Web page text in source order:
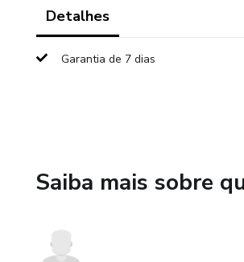
Detalhes
Garantia de 7 dias
Saiba mais sobre